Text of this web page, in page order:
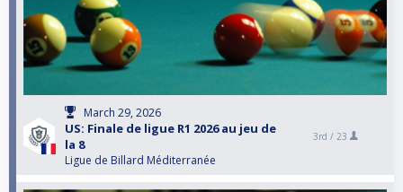
March 29, 2026
US: Finale de ligue R1 2026 au jeu de
la 8
Ligue de Billard Méditerranée
3rd / 23